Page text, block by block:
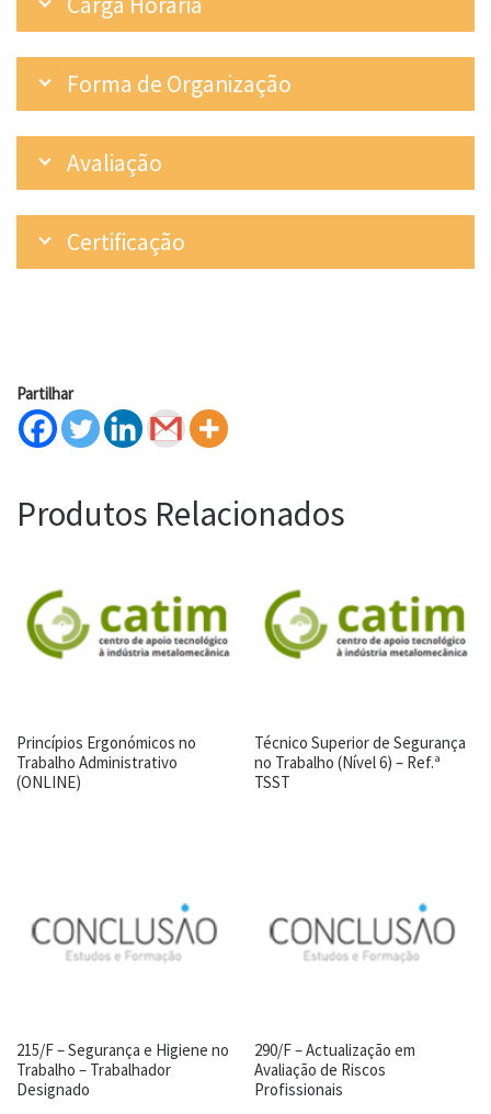
Forma de Organização
Avaliação
Certificação
Partilhar
Produtos Relacionados
Princípios Ergonómicos no
Trabalho Administrativo
(ONLINE)
Técnico Superior de Segurança
no Trabalho (Nível 6) – Ref.ª
TSST
215/F – Segurança e Higiene no
Trabalho – Trabalhador
Designado
290/F – Actualização em
Avaliação de Riscos
Profissionais